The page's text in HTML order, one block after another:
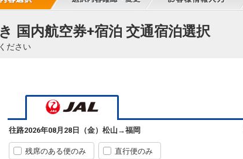
国内航空券+宿泊 交通宿泊選択
ださい
往路2026年08月28日（金） 松山 →福岡
残席のある便のみ 直行便のみ